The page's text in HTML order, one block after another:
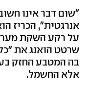
"שום דבר אינו
אנרגטית", הכריז
על רקע השקת
שרטט הואנג את
בה המטבע החזק
אלא החשמל.